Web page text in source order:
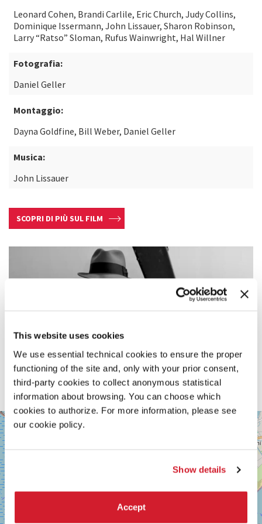
This website uses cookies
We use essential technical cookies to ensure the proper
functioning of the site and, only with your prior consent,
third-party cookies to collect anonymous statistical
information about browsing. You can choose which
cookies to authorize. For more information, please see
our cookie policy.
Show details
Accept
Leonard Cohen, Brandi Carlile, Eric Church, Judy Collins,
Dominique Issermann, John Lissauer, Sharon Robinson,
Larry “Ratso” Sloman, Rufus Wainwright, Hal Willner
Fotografia:
Daniel Geller
Montaggio:
Dayna Goldfine, Bill Weber, Daniel Geller
Musica:
John Lissauer
SCOPRI DI PIÙ SUL FILM
SALA
PERLA
2
LUNGOMARE
MARCONI
30126
LIDO
DI
VENEZIA
TEL.